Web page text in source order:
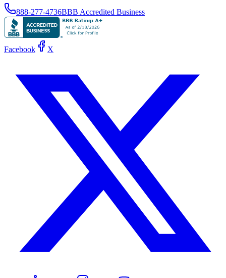
888-277-4736BBB Accredited Business
Facebook X